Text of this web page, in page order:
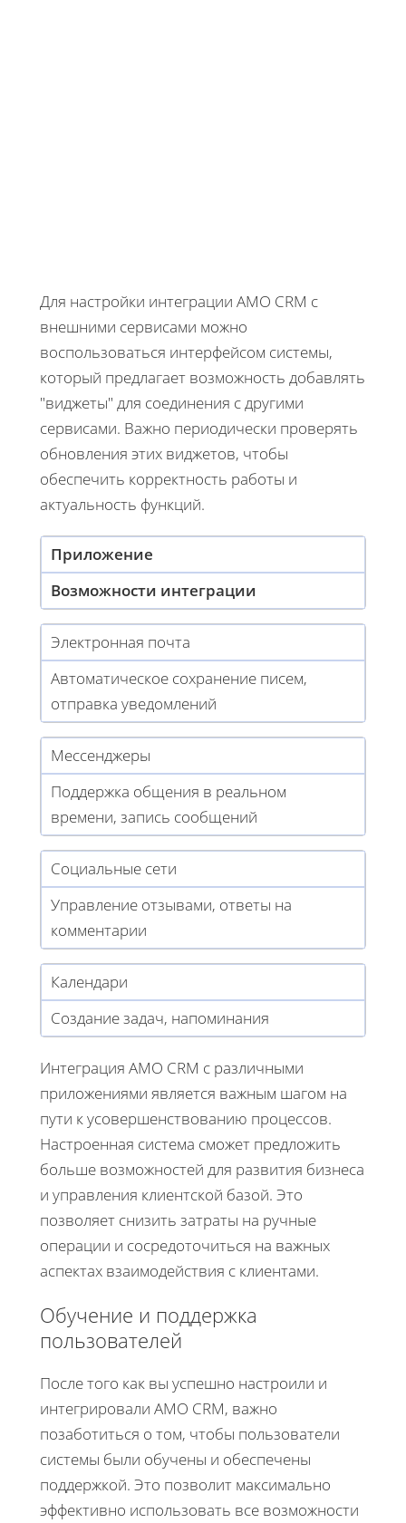
Для настройки интеграции AMO CRM с
внешними сервисами можно
воспользоваться интерфейсом системы,
который предлагает возможность добавлять
"виджеты" для соединения с другими
сервисами. Важно периодически проверять
обновления этих виджетов, чтобы
обеспечить корректность работы и
актуальность функций.
Приложение
Возможности интеграции
Электронная почта
Автоматическое сохранение писем,
отправка уведомлений
Мессенджеры
Поддержка общения в реальном
времени, запись сообщений
Социальные сети
Управление отзывами, ответы на
комментарии
Календари
Создание задач, напоминания
Интеграция AMO CRM с различными
приложениями является важным шагом на
пути к усовершенствованию процессов.
Настроенная система сможет предложить
больше возможностей для развития бизнеса
и управления клиентской базой. Это
позволяет снизить затраты на ручные
операции и сосредоточиться на важных
аспектах взаимодействия с клиентами.
Обучение и поддержка
пользователей
После того как вы успешно настроили и
интегрировали AMO CRM, важно
позаботиться о том, чтобы пользователи
системы были обучены и обеспечены
поддержкой. Это позволит максимально
эффективно использовать все возможности